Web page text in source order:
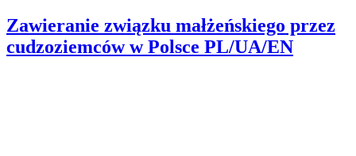
Zawieranie związku małżeńskiego przez
cudzoziemców w Polsce PL/UA/EN